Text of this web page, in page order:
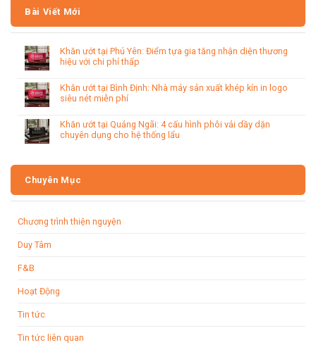
Bài Viết Mới
Khăn ướt tại Phú Yên: Điểm tựa gia tăng nhận diện thương
hiệu với chi phí thấp
Khăn ướt tại Bình Định: Nhà máy sản xuất khép kín in logo
siêu nét miễn phí
Khăn ướt tại Quảng Ngãi: 4 cấu hình phôi vải dầy dặn
chuyên dụng cho hệ thống lẩu
Chuyên Mục
Chương trình thiện nguyện
Duy Tâm
F&B
Hoạt Động
Tin tức
Tin tức liên quan